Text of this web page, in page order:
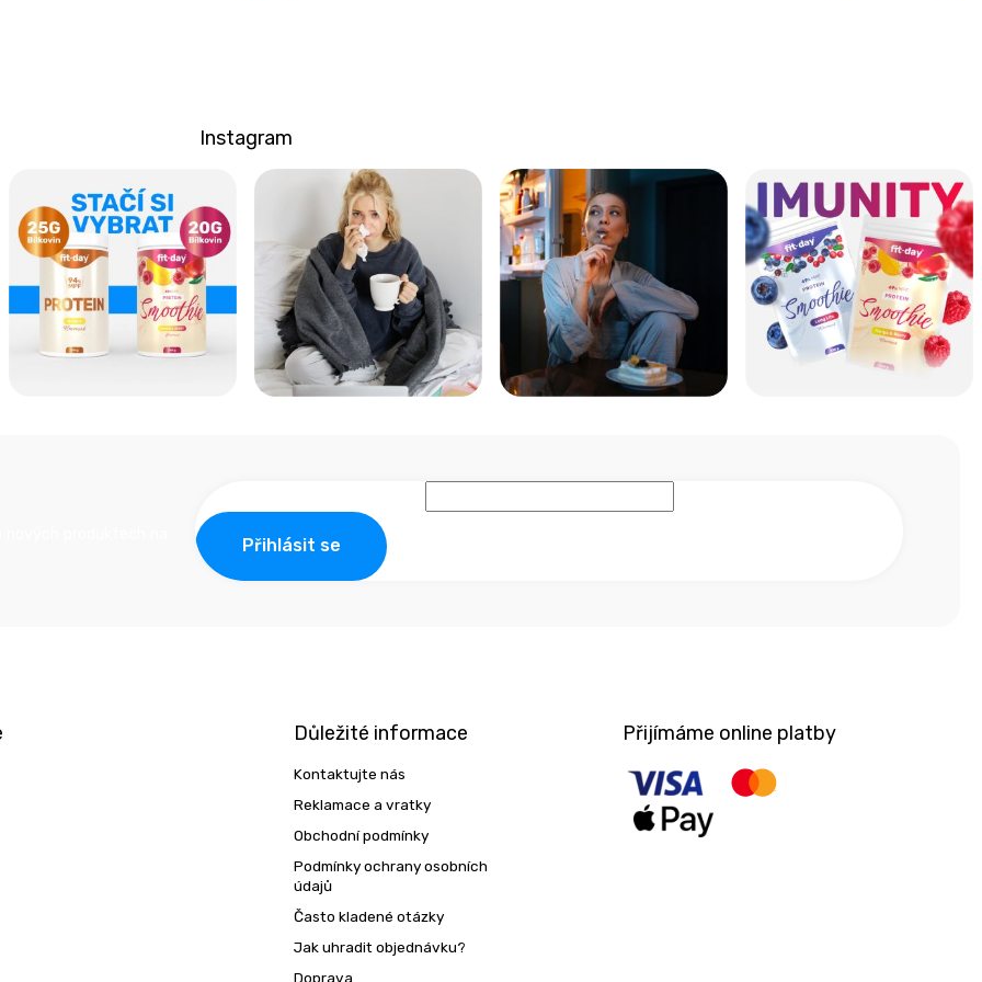
Instagram
Přihlásit se
Důležité informace
Kontaktujte nás
Reklamace a vratky
Obchodní podmínky
Podmínky ochrany osobních
údajů
Často kladené otázky
Jak uhradit objednávku?
Doprava
Přijímáme online platby